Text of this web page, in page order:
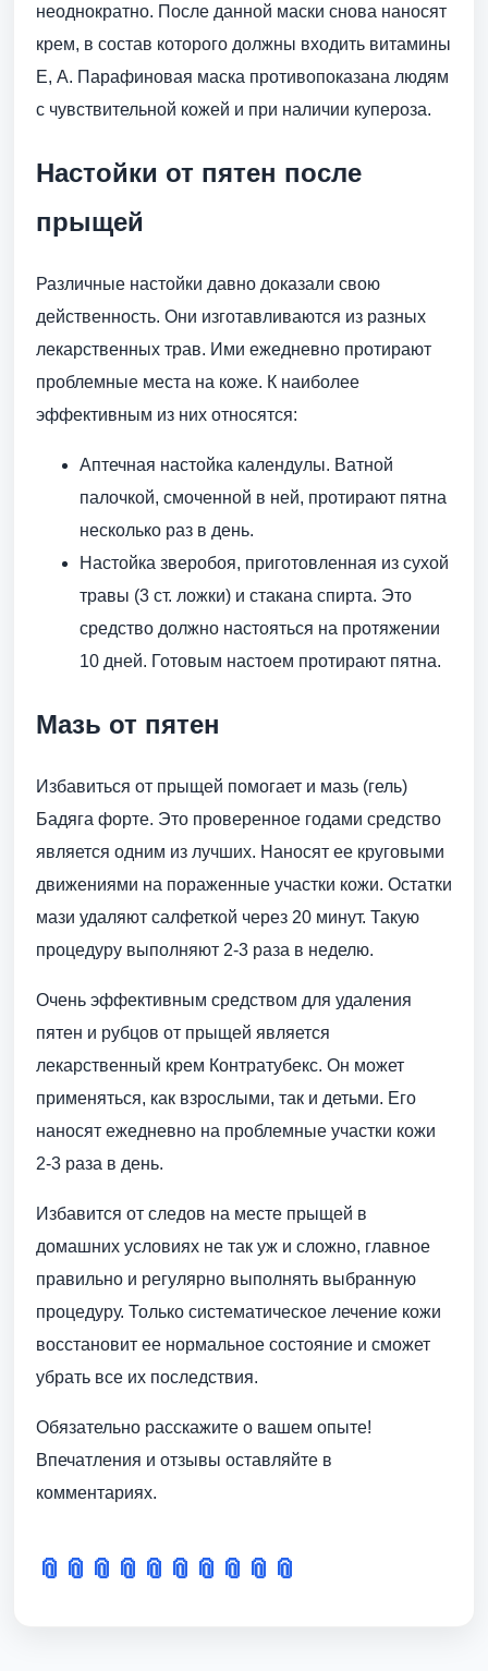
неоднократно. После данной маски снова наносят
крем, в состав которого должны входить витамины
Е, А. Парафиновая маска противопоказана людям
с чувствительной кожей и при наличии купероза.
Настойки от пятен после
прыщей
Различные настойки давно доказали свою
действенность. Они изготавливаются из разных
лекарственных трав. Ими ежедневно протирают
проблемные места на коже. К наиболее
эффективным из них относятся:
Аптечная настойка календулы. Ватной
палочкой, смоченной в ней, протирают пятна
несколько раз в день.
Настойка зверобоя, приготовленная из сухой
травы (3 ст. ложки) и стакана спирта. Это
средство должно настояться на протяжении
10 дней. Готовым настоем протирают пятна.
Мазь от пятен
Избавиться от прыщей помогает и мазь (гель)
Бадяга форте. Это проверенное годами средство
является одним из лучших. Наносят ее круговыми
движениями на пораженные участки кожи. Остатки
мази удаляют салфеткой через 20 минут. Такую
процедуру выполняют 2-3 раза в неделю.
Очень эффективным средством для удаления
пятен и рубцов от прыщей является
лекарственный крем Контратубекс. Он может
применяться, как взрослыми, так и детьми. Его
наносят ежедневно на проблемные участки кожи
2-3 раза в день.
Избавится от следов на месте прыщей в
домашних условиях не так уж и сложно, главное
правильно и регулярно выполнять выбранную
процедуру. Только систематическое лечение кожи
восстановит ее нормальное состояние и сможет
убрать все их последствия.
Обязательно расскажите о вашем опыте!
Впечатления и отзывы оставляйте в
комментариях.
📎 📎 📎 📎 📎 📎 📎 📎 📎 📎